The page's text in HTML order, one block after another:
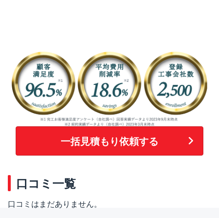
一括見積もり依頼する
口コミ一覧
口コミはまだありません。